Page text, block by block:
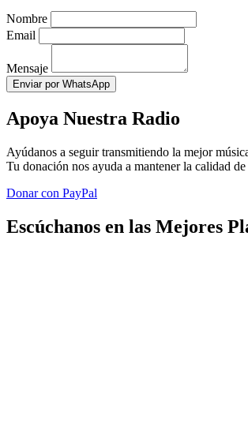
Nombre
Email
Mensaje
Enviar por WhatsApp
Apoya Nuestra Radio
Ayúdanos a seguir transmitiendo la mejor
Tu donación nos ayuda a mantener la calidad
Donar con PayPal
Escúchanos en las Mejores